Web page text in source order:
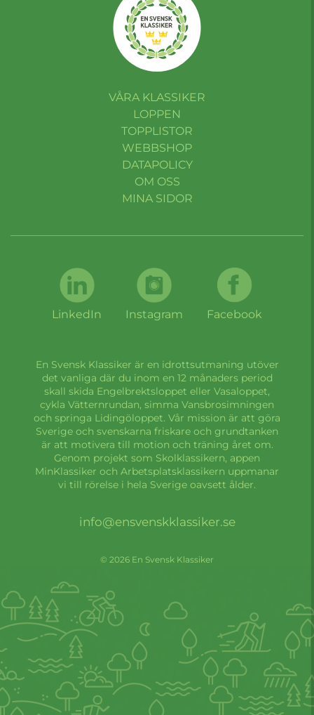
VÅRA KLASSIKER
LOPPEN
TOPPLISTOR
WEBBSHOP
DATAPOLICY
OM OSS
MINA SIDOR
LinkedIn Instagram Facebook
En Svensk Klassiker är en idrottsutmaning utöver
det vanliga där du inom en 12 månaders period
skall skida Engelbrektsloppet eller Vasaloppet,
cykla Vätternrundan, simma Vansbrosimningen
och springa Lidingöloppet. Vår mission är att göra
Sverige och svenskarna friskare och grundtanken
är att motivera till motion och träning året om.
Genom projekt som Skolklassikern, appen
MinKlassiker och Arbetsplatsklassikern uppmanar
vi till rörelse i hela Sverige oavsett ålder.
info@ensvenskklassiker.se
© 2026 En Svensk Klassiker